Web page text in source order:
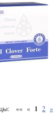
«« « 1 2 »